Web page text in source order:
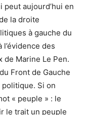
aujourd’hui en
la droite
à gauche du
des
de Marine Le Pen.
Front de Gauche
politique. Si on
« peuple » : le
le trait un peuple